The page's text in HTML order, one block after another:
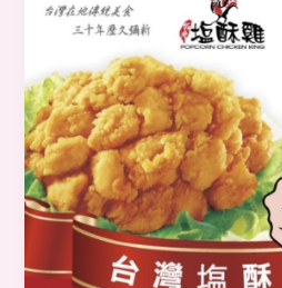
酥
雞】